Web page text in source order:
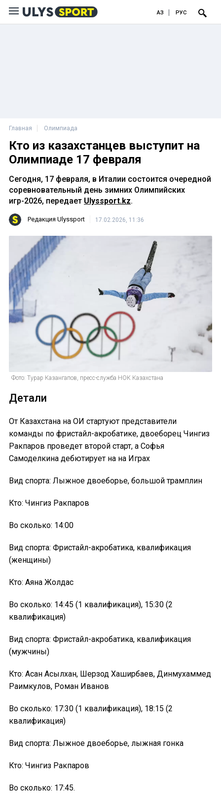
ҚАЗ РУС
Главная Олимпиада
Кто из казахстанцев выступит на
Олимпиаде 17 февраля
Сегодня, 17 февраля, в Италии состоится очередной
соревновательный день зимних Олимпийских
игр-2026, передает Ulyssport.kz.
Редакция Ulyssport 17.02.2026, 11:36
Фото: Турар Казангапов, пресс-служба НОК Казахстана
Детали
От Казахстана на ОИ стартуют представители
команды по фристайл-акробатике, двоеборец Чингиз
Ракпаров проведет второй старт, а Софья
Самоделкина дебютирует на на Играх
Вид спорта: Лыжное двоеборье, большой трамплин
Кто: Чингиз Ракпаров
Во сколько: 14:00
Вид спорта: Фристайл-акробатика, квалификация
(женщины)
Кто: Аяна Жолдас
Во сколько: 14:45 (1 квалификация), 15:30 (2
квалификация)
Вид спорта: Фристайл-акробатика, квалификация
(мужчины)
Кто: Асан Асылхан, Шерзод Хаширбаев, Динмухаммед
Раимкулов, Роман Иванов
Во сколько: 17:30 (1 квалификация), 18:15 (2
квалификация)
Вид спорта: Лыжное двоеборье, лыжная гонка
Кто: Чингиз Ракпаров
Во сколько: 17:45.